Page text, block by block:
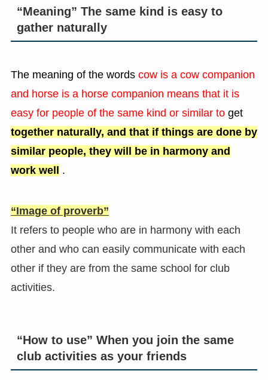
“Meaning” The same kind is easy to
gather naturally
The meaning of the wordscow is a cow companion
and horse is a horse companion means that it is
easy for people of the same kind or similar to get
together naturally, and that if things are done by
similar people, they will be in harmony and
work well
.
“Image of proverb”
It refers to people who are in harmony with each
other and who can easily communicate with each
other if they are from the same school for club
activities.
“How to use” When you join the same
club activities as your friends